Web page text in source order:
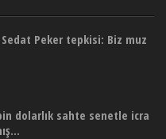
Peker tepkisi: Biz muz
dolarlık sahte senetle icra